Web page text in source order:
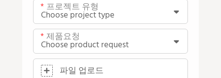
프로젝트 유형
제품요청
파일 업로드